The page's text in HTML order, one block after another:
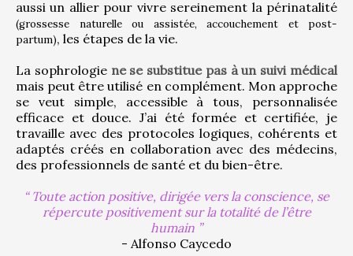
(grossesse naturelle ou assistée, accouchement et post-
partum), les étapes de la vie.
La sophrologie ne se substitue pas à un suivi médical
mais peut être utilisé en complément. Mon approche
se veut simple, accessible à tous, personnalisée
efficace et douce. J’ai été formée et certifiée, je
travaille avec des protocoles logiques, cohérents et
adaptés créés en collaboration avec des médecins,
des professionnels de santé et du bien-être.
Toute action positive, dirigée vers la conscience, se
répercute positivement sur la totalité de l’être
humain
- Alfonso Caycedo